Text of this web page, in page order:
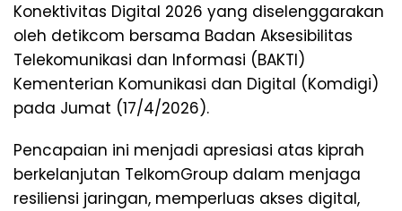
Konektivitas Digital 2026 yang diselenggarakan
oleh detikcom bersama Badan Aksesibilitas
Telekomunikasi dan Informasi (BAKTI)
Kementerian Komunikasi dan Digital (Komdigi)
pada Jumat (17/4/2026).
Pencapaian ini menjadi apresiasi atas kiprah
berkelanjutan TelkomGroup dalam menjaga
resiliensi jaringan, memperluas akses digital,